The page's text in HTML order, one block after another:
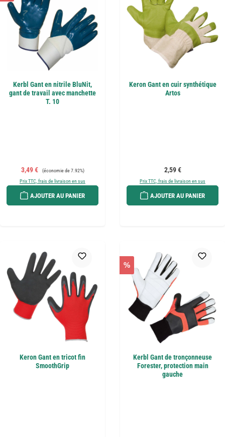
Kerbl Gant en nitrile BluNit,
gant de travail avec manchette
T. 10
Prix de vente :
3,49 € Prix régulier :
(économie de 7.92%)
Prix TTC, frais de livraison en sus
AJOUTER AU PANIER
Keron Gant en cuir synthétique
Artos
Prix régulier :
2,59 €
Prix TTC, frais de livraison en sus
AJOUTER AU PANIER
Keron Gant en tricot fin
SmoothGrip
%
Kerbl Gant de tronçonneuse
Forester, protection main
gauche